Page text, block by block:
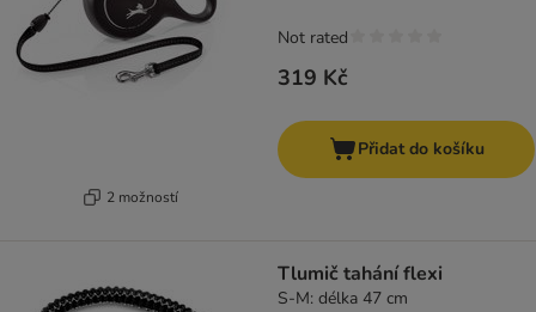
2 možností
319 Kč
Not rated
Přidat do košíku
Tlumič tahání flexi
S-M: délka 47 cm